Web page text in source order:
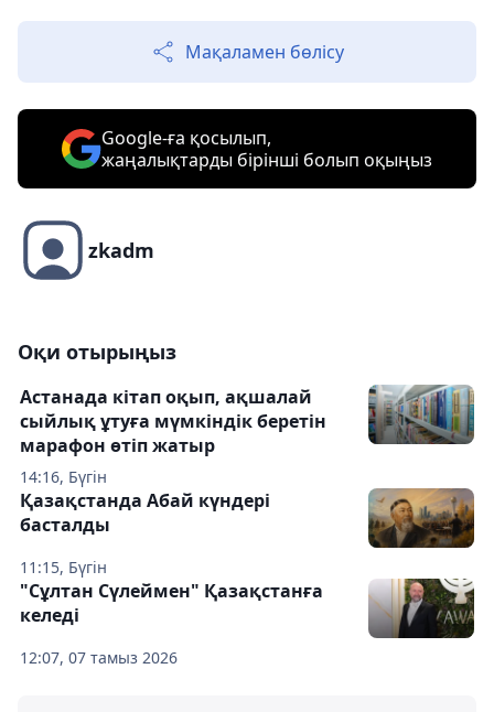
Мақаламен бөлісу
Google-ға қосылып,
жаңалықтарды бірінші болып оқыңыз
zkadm
Оқи отырыңыз
14:16, Бүгін
Астанада кітап оқып, ақшалай
сыйлық ұтуға мүмкіндік беретін
марафон өтіп жатыр
11:15, Бүгін
Қазақстанда Абай күндері
басталды
12:07, 07 тамыз 2026
"Сұлтан Сүлеймен" Қазақстанға
келеді